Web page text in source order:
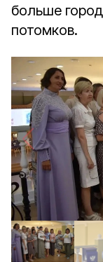
больше
потомков.